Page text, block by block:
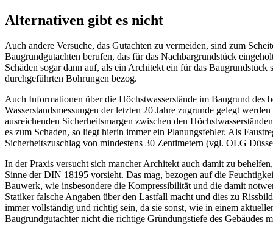
Alternativen gibt es nicht
Auch andere Versuche, das Gutachten zu vermeiden, sind zum
Baugrundgutachten berufen, das für das Nachbargrundstück
Schäden sogar dann auf, als ein Architekt ein für das
durchgeführten Bohrungen bezog.
Auch Informationen über die Höchstwasserstände im Baugrund des
Wasserstandsmessungen der letzten 20 Jahre zugrunde gelegt
ausreichenden Sicherheitsmargen zwischen den
es zum Schaden, so liegt hierin immer ein Planungsfehler. Als
Sicherheitszuschlag von mindestens 30 Zentimetern (vgl. OLG
In der Praxis versucht sich mancher Architekt auch damit zu
Sinne der DIN 18195 vorsieht. Das mag, bezogen auf die
Bauwerk, wie insbesondere die Kompressibilität und die damit
Statiker falsche Angaben über den Lastfall macht und dies zu
immer vollständig und richtig sein, da sie sonst, wie in einem
Baugrundgutachter nicht die richtige Gründungstiefe des Gebäudes